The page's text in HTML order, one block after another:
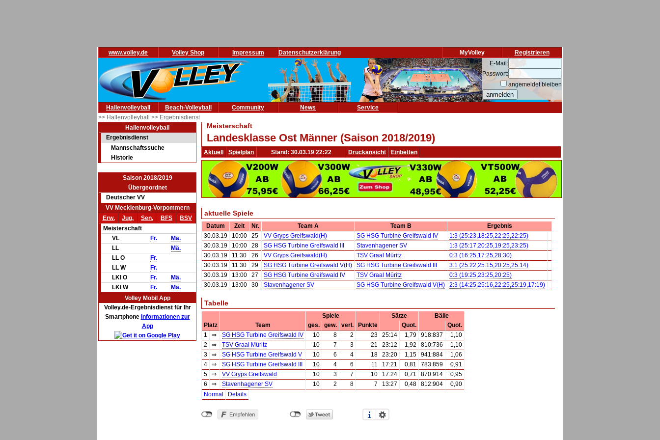
www.volley.de Volley Shop Impressum Datenschutzerklärung Registrieren
MyVolley
E-Mail:
Passwort:
angemeldet bleiben
Hallenvolleyball Beach-Volleyball Community News
Service
>> Hallenvolleyball >> Ergebnisdienst
Hallenvolleyball
Ergebnisdienst
Mannschaftssuche
Historie
Saison 2018/2019
Übergeordnet
Deutscher VV
VV Mecklenburg-Vorpommern
Erw.
Jug. Sen. BFS
BSV
Meisterschaft
VL
Fr.
Mä.
LL
Mä.
LL O
Fr.
LL W
Fr.
LKl O
Fr.
Mä.
LKl W
Fr.
Mä.
Volley Mobil App
Volley.de-Ergebnisdienst für Ihr
Smartphone Informationen zur
App
Meisterschaft
Landesklasse Ost Männer (Saison 2018/2019)
Aktuell Spielplan Stand: 30.03.19 22:22 Druckansicht Einbetten
aktuelle Spiele
Datum Zeit Nr. Team A Team B
Ergebnis
30.03.19
10:00 25 VV Gryps Greifswald(H) SG HSG Turbine Greifswald IV
1:3 (25:23,18:25,22:25,22:25)
30.03.19
10:00 28 SG HSG Turbine Greifswald III Stavenhagener SV
1:3 (25:17,20:25,19:25,23:25)
30.03.19
11:30 26 VV Gryps Greifswald(H) TSV Graal Müritz
0:3 (16:25,17:25,28:30)
30.03.19
11:30 29 SG HSG Turbine Greifswald V(H) SG HSG Turbine Greifswald III
3:1 (25:22,25:15,20:25,25:14)
30.03.19
13:00 27 SG HSG Turbine Greifswald IV TSV Graal Müritz
0:3 (19:25,23:25,20:25)
30.03.19
13:00 30 Stavenhagener SV SG HSG Turbine Greifswald V(H) 2:3 (14:25,25:16,22:25,25:19,17:19)
Tabelle
Spiele Sätze
Bälle
Platz
Team ges. gew. verl. Punkte Quot.
Quot.
1
⇒ SG HSG Turbine Greifswald IV 10 8 2 23 25:14 1,79 918:837
1,10
2
⇒ TSV Graal Müritz 10 7 3 21 23:12 1,92 810:736
1,10
3
⇒ SG HSG Turbine Greifswald V 10 6 4 18 23:20 1,15 941:884
1,06
4
⇒ SG HSG Turbine Greifswald III 10 4 6 11 17:21 0,81 783:859
0,91
5
⇒ VV Gryps Greifswald 10 3 7 10 17:24 0,71 870:914
0,95
6
⇒ Stavenhagener SV 10 2 8 7 13:27 0,48 812:904
0,90
Normal
Details